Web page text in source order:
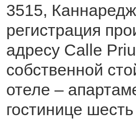
3515,
регистрация
адресу Calle
собственной
отеле –
гостинице